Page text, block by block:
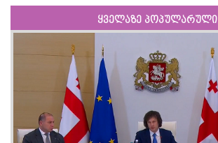
ყველაზე პოპულარული